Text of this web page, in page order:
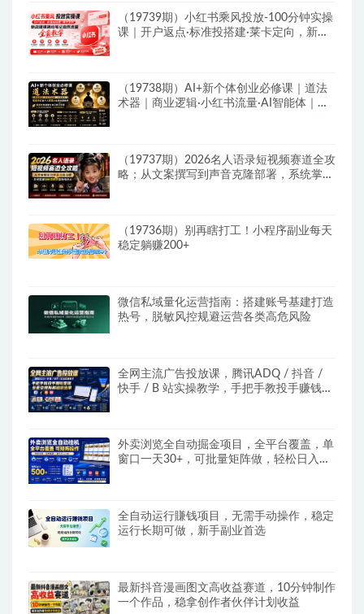
（19739期）小红书乘风投放-100分钟实操
课｜开户返点·标准投搭建·莱卡定向，新店
（19738期）AI+新个体创业必修课｜道法
术器｜商业逻辑·小红书流量·AI智能体｜低
（19737期）2026名人语录短视频赛道全攻
略；从文案撰写到声音克隆部署，系统掌握
（19736期）别再瞎打工！小程序副业每天
稳定躺赚200+
微信私域量化运营指南：搭建账号基建打造
热号，脱敏风控规避运营各类高危风险
全网主流广告投放课，腾讯ADQ / 抖音 /
快手 / B 站实操教学，手把手教投手赚钱变
外卖浏览全自动掘金项目，全平台覆盖，单
窗口一天30+，可批量矩阵做，轻松日入
全自动运行賺钱项目，无需手动操作，稳定
运行长期可做，新手副业首选
最新抖音漫画图文高收益赛道，10分钟制作
一个作品，稳拿创作者伙伴计划收益